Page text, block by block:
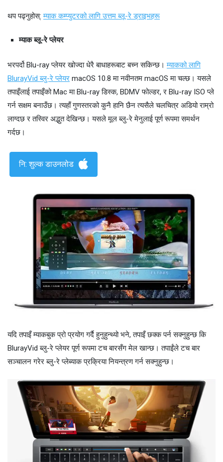
थप पढ्नुहोस्:म्याक कम्प्युटरको लागि उत्तम ब्लू-रे ड्राइभहरू
म्याक ब्लू-रे प्लेयर
भरपर्दो Blu-ray प्लेयर खोज्दा धेरै बाधाहरूबाट बच्न सकिन्छ।म्याकको लागि
BlurayVid ब्लु-रे प्लेयर macOS 10.8 मा नवीनतम macOS मा चल्छ। यसले
तपाइँलाई तपाइँको Mac मा Blu-ray डिस्क, BDMV फोल्डर, र Blu-ray ISO प्ले
गर्न सक्षम बनाउँछ। त्यहाँ गुणस्तरको कुनै हानि छैन त्यसैले चलचित्र अडियो राम्रो
लाग्दछ र तस्विर अद्भुत देखिन्छ। यसले मूल ब्लु-रे मेनुलाई पूर्ण रूपमा समर्थन
गर्दछ।
नि: शुल्क डाउनलोड
यदि तपाइँ म्याकबुक प्रो प्रयोग गर्दै हुनुहुन्थ्यो भने, तपाइँ छक्क पर्न सक्नुहुन्छ कि
BlurayVid ब्लु-रे प्लेयर पूर्ण रूपमा टच बारसँग मेल खान्छ। तपाईंले टच बार
सञ्चालन गरेर ब्लु-रे प्लेब्याक प्रक्रिया नियन्त्रण गर्न सक्नुहुन्छ।